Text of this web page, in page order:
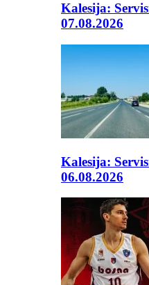
Kalesija:
07.08.2026
Kalesija:
06.08.2026